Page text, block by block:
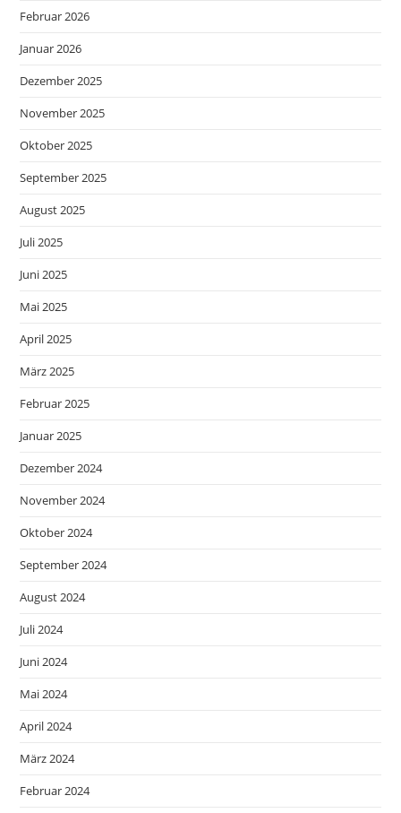
Februar 2026
Januar 2026
Dezember 2025
November 2025
Oktober 2025
September 2025
August 2025
Juli 2025
Juni 2025
Mai 2025
April 2025
März 2025
Februar 2025
Januar 2025
Dezember 2024
November 2024
Oktober 2024
September 2024
August 2024
Juli 2024
Juni 2024
Mai 2024
April 2024
März 2024
Februar 2024